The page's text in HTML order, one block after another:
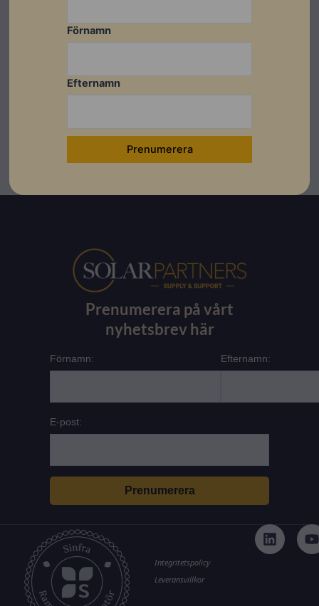
Länkar
Prenumerera på vårt
nyhetsbrev här
Förnamn: Efternamn:
E-post:
L
i
n
o
u
Integritetspolicy
Leveransvillkor
Förnamn
Efternamn